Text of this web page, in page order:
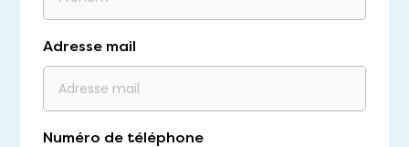
Adresse mail
Numéro de téléphone